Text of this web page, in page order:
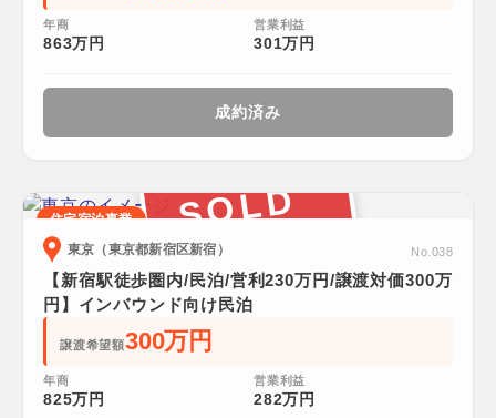
年商
863万円
営業利益
301万円
成約済み
SOLD
住宅宿泊事業
東京（東京都新宿区新宿）
No.038
【新宿駅徒歩圏内/民泊/営利230万円/譲渡対価300万
円】インバウンド向け民泊
譲渡希望額300万円
年商
825万円
営業利益
282万円